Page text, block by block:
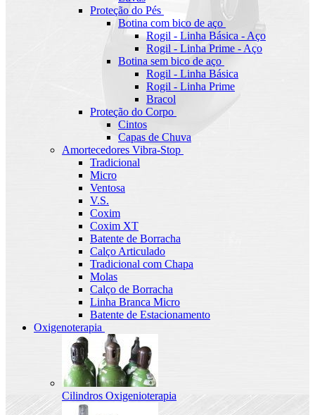
Proteção do Pés
Botina com bico de aço
Rogil - Linha Básica - Aço
Rogil - Linha Prime - Aço
Botina sem bico de aço
Rogil - Linha Básica
Rogil - Linha Prime
Bracol
Proteção do Corpo
Cintos
Capas de Chuva
Amortecedores Vibra-Stop
Tradicional
Micro
Ventosa
V.S.
Coxim
Coxim XT
Batente de Borracha
Calço Articulado
Tradicional com Chapa
Molas
Calço de Borracha
Linha Branca Micro
Batente de Estacionamento
Oxigenoterapia
Cilindros Oxigenioterapia